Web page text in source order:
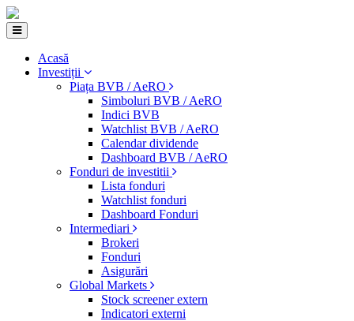
Acasă
Investiții
Piața BVB / AeRO
Simboluri BVB / AeRO
Indici BVB
Watchlist BVB / AeRO
Calendar dividende
Dashboard BVB / AeRO
Fonduri de investitii
Lista fonduri
Watchlist fonduri
Dashboard Fonduri
Intermediari
Brokeri
Fonduri
Asigurări
Global Markets
Stock screener extern
Indicatori externi